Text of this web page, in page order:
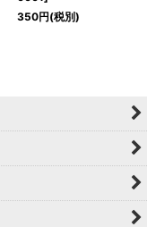
350円(税別)